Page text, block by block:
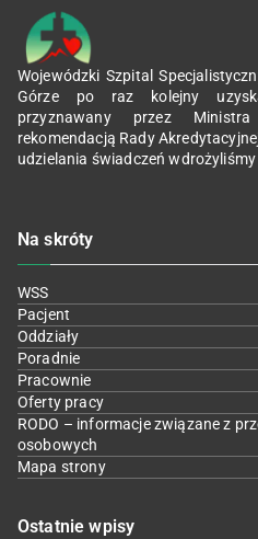
Wojewódzki Szpital
Górze po raz kolejny
przyznawany przez
rekomendacją Rady
udzielania świadczeń
Na skróty
WSS
Pacjent
Oddziały
Poradnie
Pracownie
Oferty pracy
RODO – informacje związane z
osobowych
Mapa strony
Ostatnie wpisy